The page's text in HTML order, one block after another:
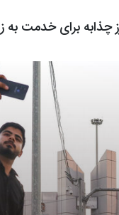
برای خدمت به